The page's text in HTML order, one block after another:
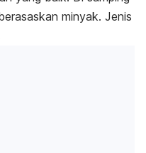
minyak. Jenis